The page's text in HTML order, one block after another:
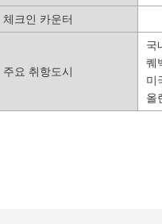
체크인 카운터
주요 취항도시
국
퀘
미
올